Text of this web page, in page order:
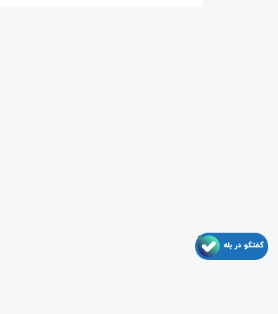
گفتگو در بله